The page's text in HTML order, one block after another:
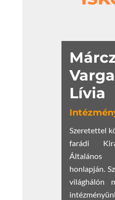
Varga
Lívia
Szeretettel
farádi
honlapján.
világhálón